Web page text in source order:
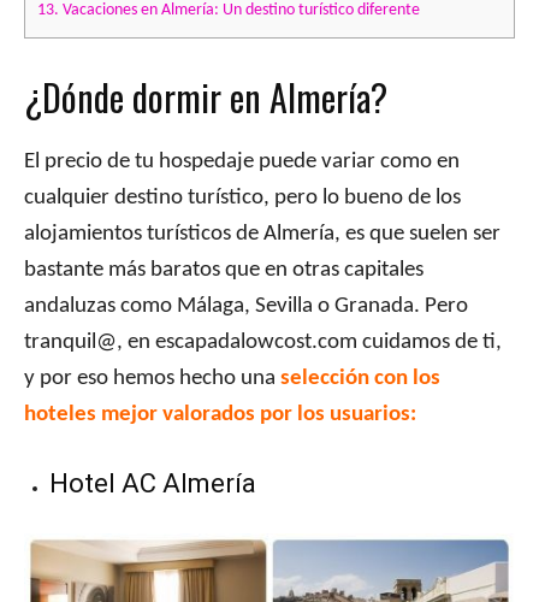
13. Vacaciones en Almería: Un destino turístico diferente
¿Dónde dormir en Almería?
El precio de tu hospedaje puede variar como en
cualquier destino turístico, pero lo bueno de los
alojamientos turísticos de Almería, es que suelen ser
bastante más baratos que en otras capitales
andaluzas como Málaga, Sevilla o Granada. Pero
tranquil@, en escapadalowcost.com cuidamos de ti,
y por eso hemos hecho una selección con los
hoteles mejor valorados por los usuarios:
Hotel AC Almería